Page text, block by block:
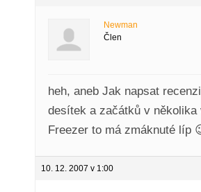
Newman
Člen
heh, aneb Jak napsat
desítek a začátků v několika
Freezer to má zmáknuté líp
10. 12. 2007 v 1:00